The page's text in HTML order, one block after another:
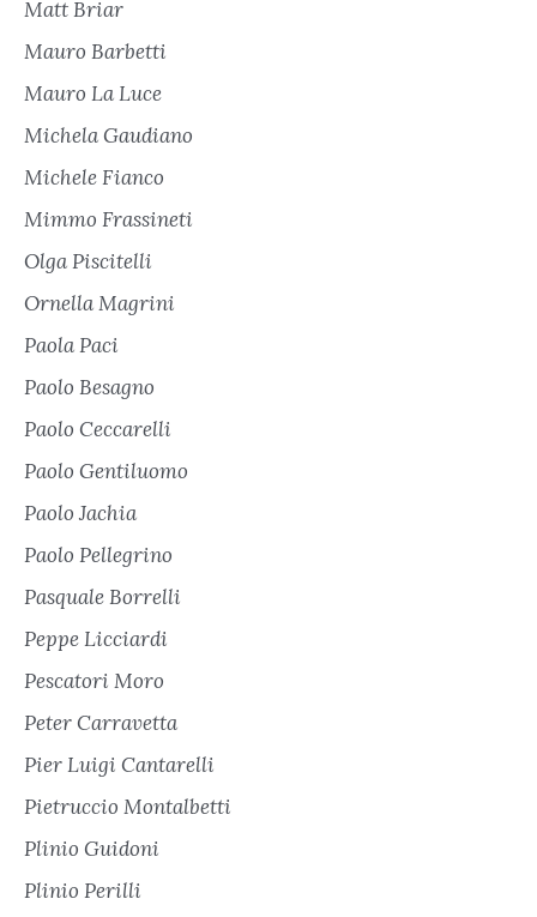
Matt Briar
Mauro Barbetti
Mauro La Luce
Michela Gaudiano
Michele Fianco
Mimmo Frassineti
Olga Piscitelli
Ornella Magrini
Paola Paci
Paolo Besagno
Paolo Ceccarelli
Paolo Gentiluomo
Paolo Jachia
Paolo Pellegrino
Pasquale Borrelli
Peppe Licciardi
Pescatori Moro
Peter Carravetta
Pier Luigi Cantarelli
Pietruccio Montalbetti
Plinio Guidoni
Plinio Perilli